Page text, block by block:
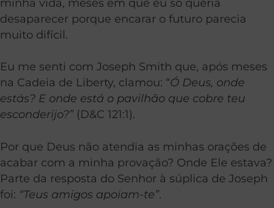
desaparecer porque encarar o futuro parecia
muito difícil.
Eu me senti com Joseph Smith que, após meses
na Cadeia de Liberty, clamou: “Ó Deus, onde
estás? E onde está o pavilhão que cobre teu
esconderijo?”(D&C 121:1).
Por que Deus não atendia as minhas orações de
acabar com a minha provação? Onde Ele estava?
Parte da resposta do Senhor à súplica de Joseph
foi: “Teus amigos apoiam-te”.